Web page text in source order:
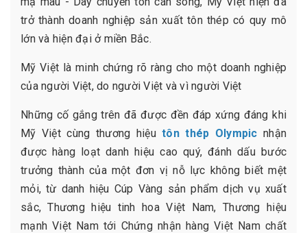
trở thành doanh nghiệp sản xuất tôn thép có quy mô
lớn và hiện đại ở miền Bắc.
Mỹ Việt là minh chứng rõ ràng cho một doanh nghiệp
của người Việt, do người Việt và vì người Việt
Những cố gắng trên đã được đền đáp xứng đáng khi
Mỹ Việt cùng thương hiệutôn thép Olympic nhận
được hàng loạt danh hiệu cao quý, đánh dấu bước
trưởng thành của một đơn vị nỗ lực không biết mệt
mỏi, từ danh hiệu Cúp Vàng sản phẩm dịch vụ xuất
sắc, Thương hiệu tinh hoa Việt Nam, Thương hiệu
mạnh Việt Nam tới Chứng nhận hàng Việt Nam chất